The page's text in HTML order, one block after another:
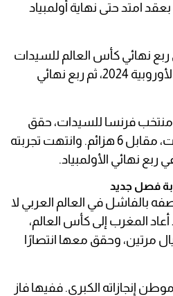
في مارس 2023، بعقد امتد حتى نهاية أولمبياد
ربع نهائي كأس العالم للسيدات
2023، ونهائي دوري الأمم الأوروبية 2024، ثم ربع نهائي
مباراة مع منتخب فرنسا للسيدات، حقق
خلالها 18 انتصارًا و3 تعادلات، مقابل 6 هزائم. وانتهت تجربته
ربع نهائي الأولمبياد.
فصل جديد
بالفاشل في العالم العربي لا
المغرب إلى كأس العالم،
مرتين، وحقق معها انتصارًا
إنجازاته الكبرى. ففيها فاز